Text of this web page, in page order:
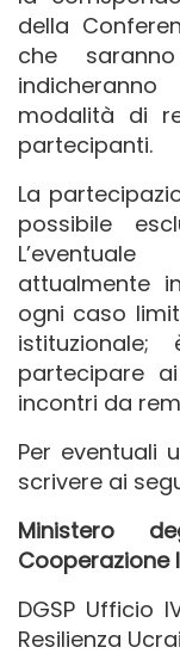
della
che
modalità di
partecipanti.
La
possibile
attualmente
ogni caso
partecipare
incontri da
Per eventuali
scrivere ai
Ministero
Cooperazione
DGSP Ufficio
Resilienza